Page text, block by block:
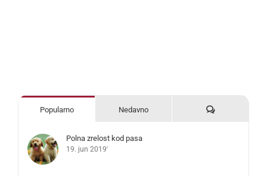
Popularno Nedavno Komentari
Polna zrelost kod pasa
19. jun 2019'